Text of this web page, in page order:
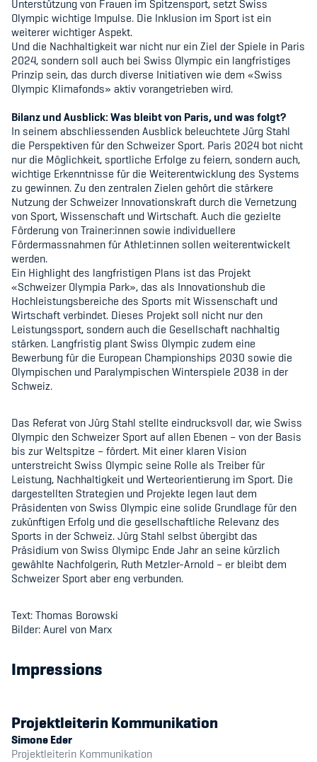
Unterstützung von Frauen im Spitzensport, setzt Swiss
Olympic wichtige Impulse. Die Inklusion im Sport ist ein
weiterer wichtiger Aspekt.
Und die Nachhaltigkeit war nicht nur ein Ziel der Spiele in Paris
2024, sondern soll auch bei Swiss Olympic ein langfristiges
Prinzip sein, das durch diverse Initiativen wie dem «Swiss
Olympic Klimafonds» aktiv vorangetrieben wird.
Bilanz und Ausblick: Was bleibt von Paris, und was folgt?
In seinem abschliessenden Ausblick beleuchtete Jürg Stahl
die Perspektiven für den Schweizer Sport. Paris 2024 bot nicht
nur die Möglichkeit, sportliche Erfolge zu feiern, sondern auch,
wichtige Erkenntnisse für die Weiterentwicklung des Systems
zu gewinnen. Zu den zentralen Zielen gehört die stärkere
Nutzung der Schweizer Innovationskraft durch die Vernetzung
von Sport, Wissenschaft und Wirtschaft. Auch die gezielte
Förderung von Trainer:innen sowie individuellere
Fördermassnahmen für Athlet:innen sollen weiterentwickelt
werden.
Ein Highlight des langfristigen Plans ist das Projekt
«Schweizer Olympia Park», das als Innovationshub die
Hochleistungsbereiche des Sports mit Wissenschaft und
Wirtschaft verbindet. Dieses Projekt soll nicht nur den
Leistungssport, sondern auch die Gesellschaft nachhaltig
stärken. Langfristig plant Swiss Olympic zudem eine
Bewerbung für die European Championships 2030 sowie die
Olympischen und Paralympischen Winterspiele 2038 in der
Schweiz.
Das Referat von Jürg Stahl stellte eindrucksvoll dar, wie Swiss
Olympic den Schweizer Sport auf allen Ebenen – von der Basis
bis zur Weltspitze – fördert. Mit einer klaren Vision
unterstreicht Swiss Olympic seine Rolle als Treiber für
Leistung, Nachhaltigkeit und Werteorientierung im Sport. Die
dargestellten Strategien und Projekte legen laut dem
Präsidenten von Swiss Olympic eine solide Grundlage für den
zukünftigen Erfolg und die gesellschaftliche Relevanz des
Sports in der Schweiz. Jürg Stahl selbst übergibt das
Präsidium von Swiss Olymipc Ende Jahr an seine kürzlich
gewählte Nachfolgerin, Ruth Metzler-Arnold – er bleibt dem
Schweizer Sport aber eng verbunden.
Text: Thomas Borowski
Bilder: Aurel von Marx
Impressions
Projektleiterin Kommunikation
Simone Eder
Projektleiterin Kommunikation